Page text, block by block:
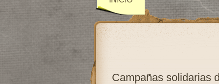
Campañas solidarias